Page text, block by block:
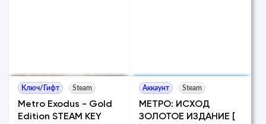
Ключ/Гифт Steam
Metro Exodus - Gold
Edition STEAM KEY
Аккаунт Steam
МЕТРО: ИСХОД
ЗОЛОТОЕ ИЗДАНИЕ [